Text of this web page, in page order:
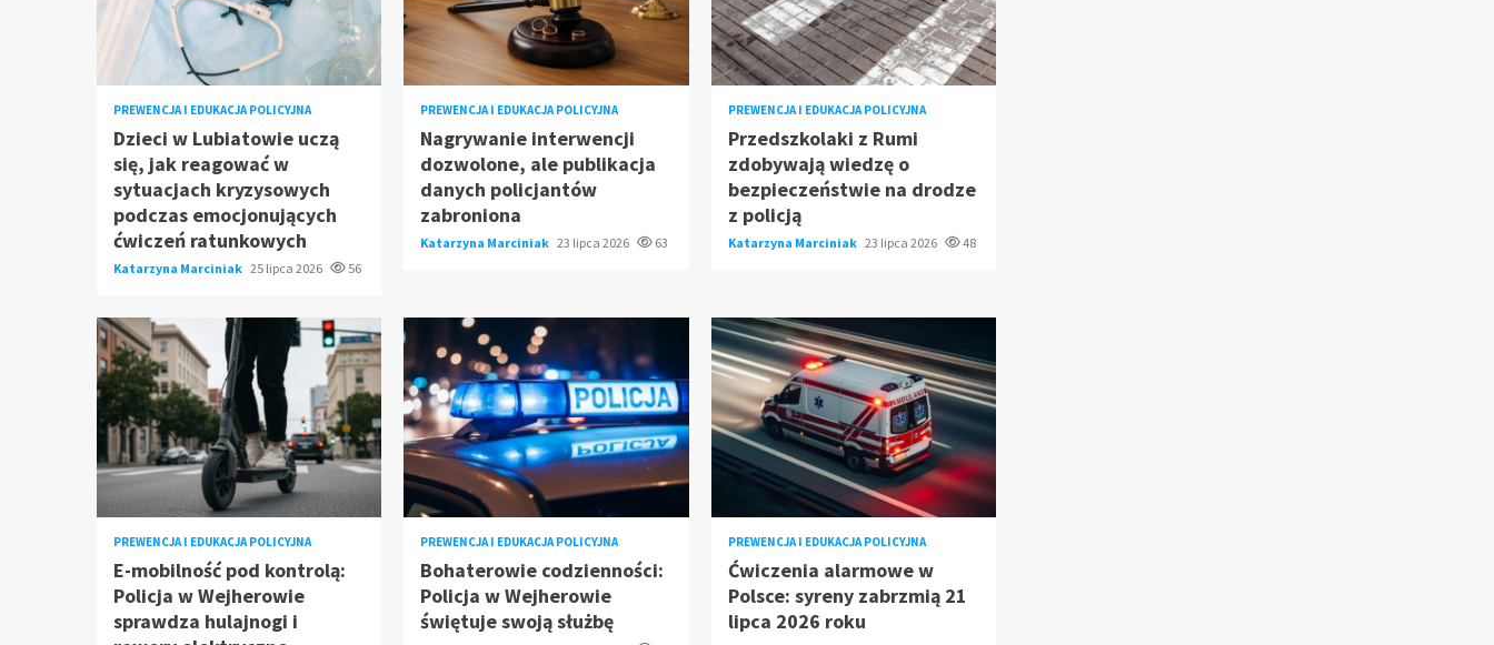
PREWENCJA I EDUKACJA POLICYJNA
Dzieci w Lubiatowie uczą
się, jak reagować w
sytuacjach kryzysowych
podczas emocjonujących
ćwiczeń ratunkowych
Katarzyna Marciniak 25 lipca 2026 56
PREWENCJA I EDUKACJA POLICYJNA
Nagrywanie interwencji
dozwolone, ale publikacja
danych policjantów
zabroniona
Katarzyna Marciniak 23 lipca 2026 63
PREWENCJA I EDUKACJA POLICYJNA
Przedszkolaki z Rumi
zdobywają wiedzę o
bezpieczeństwie na drodze
z policją
Katarzyna Marciniak 23 lipca 2026 48
PREWENCJA I EDUKACJA POLICYJNA
E-mobilność pod kontrolą:
Policja w Wejherowie
sprawdza hulajnogi i
PREWENCJA I EDUKACJA POLICYJNA
Bohaterowie codzienności:
Policja w Wejherowie
świętuje swoją służbę
PREWENCJA I EDUKACJA POLICYJNA
Ćwiczenia alarmowe w
Polsce: syreny zabrzmią 21
lipca 2026 roku